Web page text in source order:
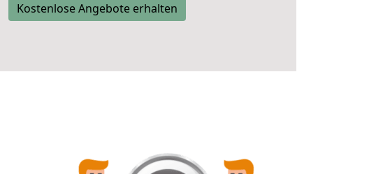
Kostenlose Angebote erhalten